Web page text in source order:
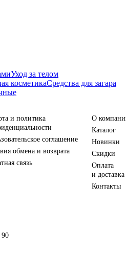
Уход за телом
косметикаСредства для загара
и политика
соглашение
обмена и возврата
связь
О
Каталог
Новинки
Скидки
Оплата
и доставка
Контакты
90